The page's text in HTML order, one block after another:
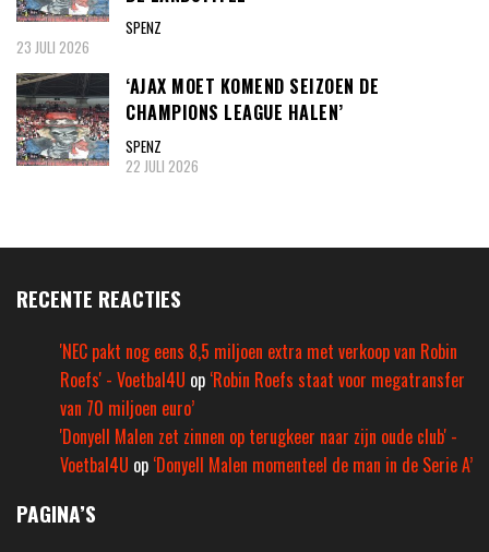
SPENZ
23 JULI 2026
‘AJAX MOET KOMEND SEIZOEN DE
CHAMPIONS LEAGUE HALEN’
SPENZ
22 JULI 2026
RECENTE REACTIES
'NEC pakt nog eens 8,5 miljoen extra met verkoop van Robin
Roefs' - Voetbal4U op ‘Robin Roefs staat voor megatransfer
van 70 miljoen euro’
'Donyell Malen zet zinnen op terugkeer naar zijn oude club' -
Voetbal4U op ‘Donyell Malen momenteel de man in de Serie A’
PAGINA’S